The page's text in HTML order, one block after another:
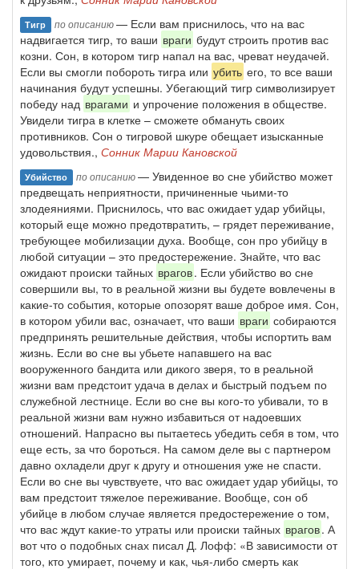
Тигр по описанию— Если вам приснилось, что на вас
надвигается тигр, то ваши враги будут строить против вас
козни. Сон, в котором тигр напал на вас, чреват неудачей.
Если вы смогли побороть тигра или убить его, то все ваши
начинания будут успешны. Убегающий тигр символизирует
победу над врагами и упрочение положения в обществе.
Увидели тигра в клетке – сможете обмануть своих
противников. Сон о тигровой шкуре обещает изысканные
удовольствия., Сонник Марии Кановской
Убийство по описанию— Увиденное во сне убийство может
предвещать неприятности, причиненные чьими-то
злодеяниями. Приснилось, что вас ожидает удар убийцы,
который еще можно предотвратить, – грядет переживание,
требующее мобилизации духа. Вообще, сон про убийцу в
любой ситуации – это предостережение. Знайте, что вас
ожидают происки тайных врагов. Если убийство во сне
совершили вы, то в реальной жизни вы будете вовлечены в
какие-то события, которые опозорят ваше доброе имя. Сон,
в котором убили вас, означает, что ваши враги собираются
предпринять решительные действия, чтобы испортить вам
жизнь. Если во сне вы убьете напавшего на вас
вооруженного бандита или дикого зверя, то в реальной
жизни вам предстоит удача в делах и быстрый подъем по
служебной лестнице. Если во сне вы кого-то убивали, то в
реальной жизни вам нужно избавиться от надоевших
отношений. Напрасно вы пытаетесь убедить себя в том, что
еще есть, за что бороться. На самом деле вы с партнером
давно охладели друг к другу и отношения уже не спасти.
Если во сне вы чувствуете, что вас ожидает удар убийцы, то
вам предстоит тяжелое переживание. Вообще, сон об
убийце в любом случае является предостережение о том,
что вас ждут какие-то утраты или происки тайных врагов. А
вот что о подобных снах писал Д. Лофф: «В зависимости от
того, кто умирает, почему и как, чья-либо смерть как